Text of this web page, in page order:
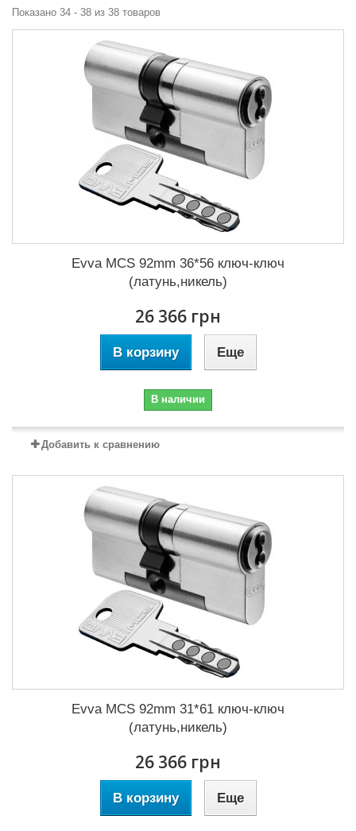
Показано 34 - 38 из 38 товаров
Evva MCS 92mm 36*56 ключ-ключ
(латунь,никель)
26 366 грн
В корзину Еще
В наличии
Добавить к сравнению
Evva MCS 92mm 31*61 ключ-ключ
(латунь,никель)
26 366 грн
В корзину Еще